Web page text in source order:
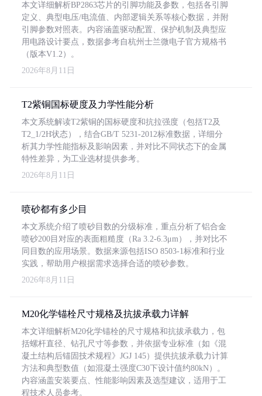
本文详细解析BP2863芯片的引脚功能及参数，包括各引脚
定义、典型电压/电流值、内部逻辑关系等核心数据，并附
引脚参数对照表。内容涵盖驱动配置、保护机制及典型应
用电路设计要点，数据参考自杭州士兰微电子官方规格书
（版本V1.2）。
2026年8月11日
T2紫铜国标硬度及力学性能分析
本文系统解读T2紫铜的国标硬度和抗拉强度（包括T2及
T2_1/2H状态），结合GB/T 5231-2012标准数据，详细分
析其力学性能指标及影响因素，并对比不同状态下的金属
特性差异，为工业选材提供参考。
2026年8月11日
喷砂都有多少目
本文系统介绍了喷砂目数的分级标准，重点分析了铝合金
喷砂200目对应的表面粗糙度（Ra 3.2-6.3μm），并对比不
同目数的应用场景。数据来源包括ISO 8503-1标准和行业
实践，帮助用户根据需求选择合适的喷砂参数。
2026年8月11日
M20化学锚栓尺寸规格及抗拔承载力详解
本文详细解析M20化学锚栓的尺寸规格和抗拔承载力，包
括螺杆直径、钻孔尺寸等参数，并依据专业标准（如《混
凝土结构后锚固技术规程》JGJ 145）提供抗拔承载力计算
方法和典型数值（如混凝土强度C30下设计值约80kN）。
内容涵盖安装要点、性能影响因素及选型建议，适用于工
程技术人员参考。